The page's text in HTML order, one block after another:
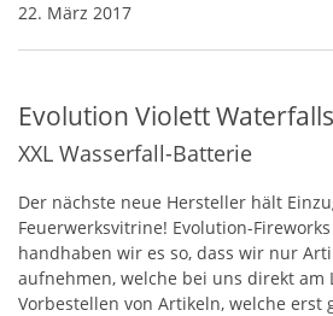
22. März 2017
Evolution Violett Waterfalls
XXL Wasserfall-Batterie
Der nächste neue Hersteller hält
Feuerwerksvitrine! Evolution-
handhaben wir es so, dass wir nur
aufnehmen, welche bei uns direkt am
Vorbestellen von Artikeln, welche erst